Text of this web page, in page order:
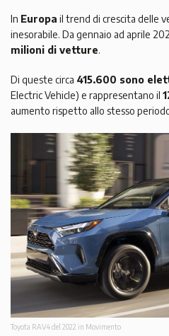
In Europa il trend di crescita delle
inesorabile. Da gennaio ad aprile
milioni di vetture.
Di queste circa 415.600 sono
Electric Vehicle) e rappresentano il
aumento rispetto allo stesso
Toyota RAV4 del 2022 in Movimento